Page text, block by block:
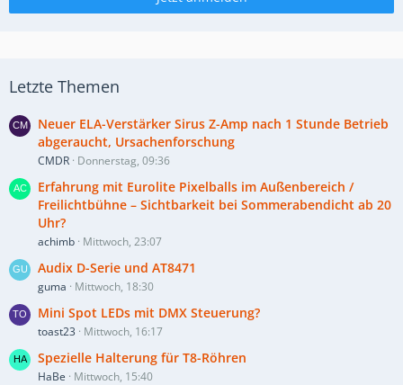
Letzte Themen
Neuer ELA-Verstärker Sirus Z-Amp nach 1 Stunde Betrieb
abgeraucht, Ursachenforschung
CMDR Donnerstag, 09:36
Erfahrung mit Eurolite Pixelballs im Außenbereich /
Freilichtbühne – Sichtbarkeit bei Sommerabendicht ab 20
Uhr?
achimb Mittwoch, 23:07
Audix D-Serie und AT8471
guma Mittwoch, 18:30
Mini Spot LEDs mit DMX Steuerung?
toast23 Mittwoch, 16:17
Spezielle Halterung für T8-Röhren
HaBe Mittwoch, 15:40